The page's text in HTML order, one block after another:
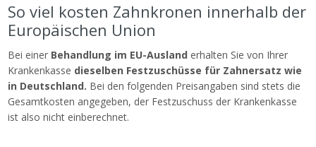
So viel kosten Zahnkronen innerhalb der
Europäischen Union
Bei einer Behandlung im EU-Ausland erhalten Sie von Ihrer
Krankenkasse dieselben Festzuschüsse für Zahnersatz wie
in Deutschland. Bei den folgenden Preisangaben sind stets die
Gesamtkosten angegeben, der Festzuschuss der Krankenkasse
ist also nicht einberechnet.